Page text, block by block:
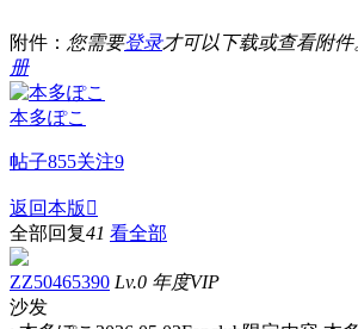
附件： 您需要登录才可以下载或查看附件
册
本多ぽこ
帖子855关注9
返回本版 
全部回复41 看全部
ZZ50465390 Lv.0 年度VIP
沙发